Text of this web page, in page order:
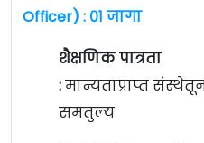
Officer) : ०१ जागा
शैक्षणिक पात्रता
:मान्यताप्राप्त
समतुल्य